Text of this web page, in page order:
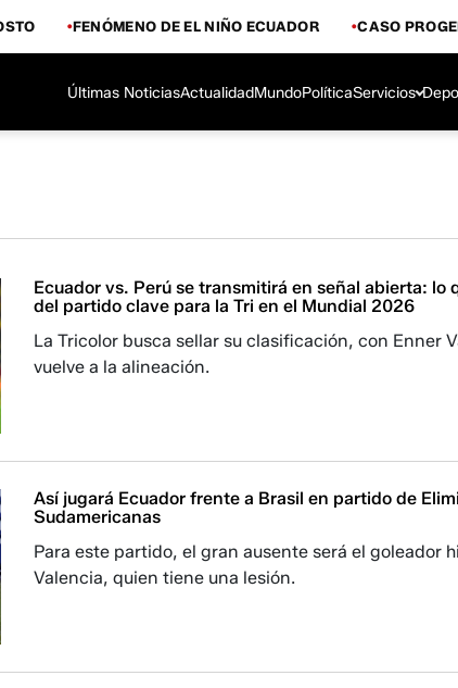
FENÓMENO DE EL NIÑO ECUADOR CASO
Últimas NoticiasActualidadMundoPolíticaServicios
Ecuador vs. Perú se transmitirá en señal abierta: lo
del partido clave para la Tri en el Mundial 2026
La Tricolor busca sellar su clasificación, con Enner
vuelve a la alineación.
Así jugará Ecuador frente a Brasil en partido de
Sudamericanas
Para este partido, el gran ausente será el goleador
Valencia, quien tiene una lesión.